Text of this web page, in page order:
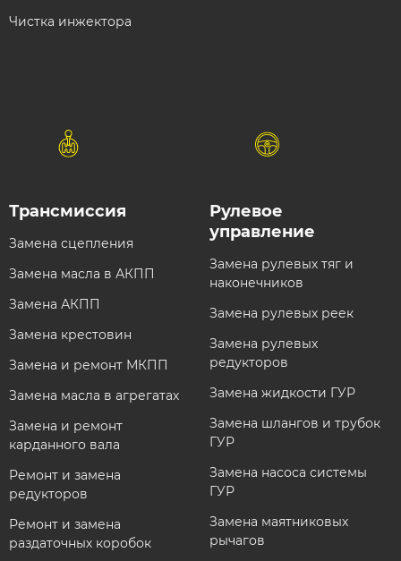
Чистка инжектора
Трансмиссия​
Замена сцепления
Замена масла в АКПП
Замена АКПП
Замена крестовин
Замена и ремонт МКПП
Замена масла в агрегатах
Замена и ремонт
карданного вала
Ремонт и замена
редукторов
Ремонт и замена
раздаточных коробок
Рулевое
управление​
Замена рулевых тяг и
наконечников
Замена рулевых реек
Замена рулевых
редукторов
Замена жидкости ГУР
Замена шлангов и трубок
ГУР
Замена насоса системы
ГУР
Замена маятниковых
рычагов